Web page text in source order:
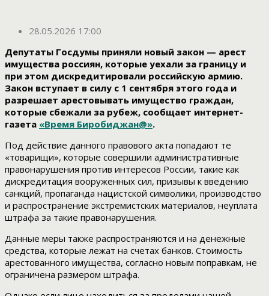
28.05.2026 17:00
Депутаты Госдумы приняли новый закон — арест
имущества россиян, которые уехали за границу и
при этом дискредитировали российскую армию.
Закон вступает в силу с 1 сентября этого года и
разрешает арестовывать имущество граждан,
которые сбежали за рубеж, сообщает интернет-
газета «Время Биробиджан@».
Под действие данного правового акта попадают те
«товарищи», которые совершили административные
правонарушения против интересов России, такие как
дискредитация вооруженных сил, призывы к введению
санкций, пропаганда нацистской символики, производство
и распространение экстремистских материалов, неуплата
штрафа за такие правонарушения.
Данные меры также распространяются и на денежные
средства, которые лежат на счетах банков. Стоимость
арестованного имущества, согласно новым поправкам, не
ограничена размером штрафа.